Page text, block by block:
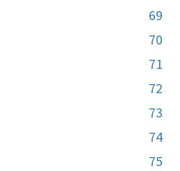
69
70
71
72
73
74
75